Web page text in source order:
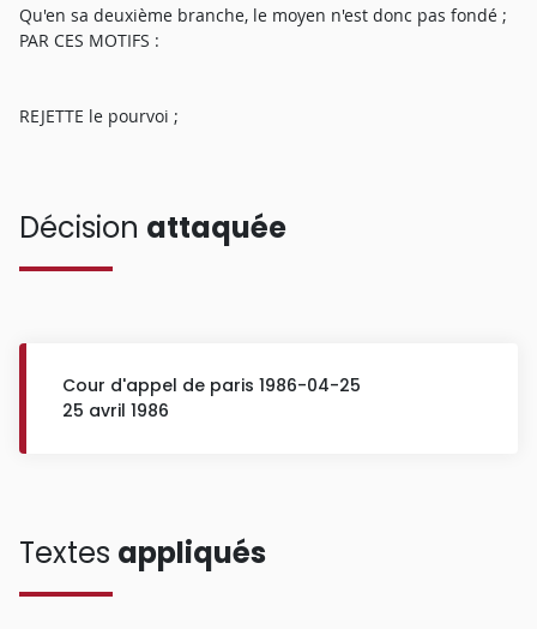
Qu'en sa deuxième branche, le moyen n'est donc pas fondé ;
PAR CES MOTIFS :
REJETTE le pourvoi ;
Décision attaquée
Cour d'appel de paris 1986-04-25
25 avril 1986
Textes appliqués